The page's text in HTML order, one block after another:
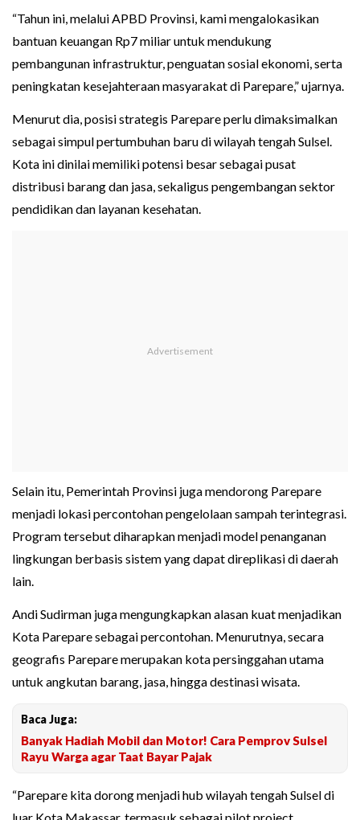
“Tahun ini, melalui APBD Provinsi, kami mengalokasikan
bantuan keuangan Rp7 miliar untuk mendukung
pembangunan infrastruktur, penguatan sosial ekonomi, serta
peningkatan kesejahteraan masyarakat di Parepare,” ujarnya.
Menurut dia, posisi strategis Parepare perlu dimaksimalkan
sebagai simpul pertumbuhan baru di wilayah tengah Sulsel.
Kota ini dinilai memiliki potensi besar sebagai pusat
distribusi barang dan jasa, sekaligus pengembangan sektor
pendidikan dan layanan kesehatan.
Selain itu, Pemerintah Provinsi juga mendorong Parepare
menjadi lokasi percontohan pengelolaan sampah terintegrasi.
Program tersebut diharapkan menjadi model penanganan
lingkungan berbasis sistem yang dapat direplikasi di daerah
lain.
Andi Sudirman juga mengungkapkan alasan kuat menjadikan
Kota Parepare sebagai percontohan. Menurutnya, secara
geografis Parepare merupakan kota persinggahan utama
untuk angkutan barang, jasa, hingga destinasi wisata.
Baca Juga:
Banyak Hadiah Mobil dan Motor! Cara Pemprov Sulsel
Rayu Warga agar Taat Bayar Pajak
“Parepare kita dorong menjadi hub wilayah tengah Sulsel di